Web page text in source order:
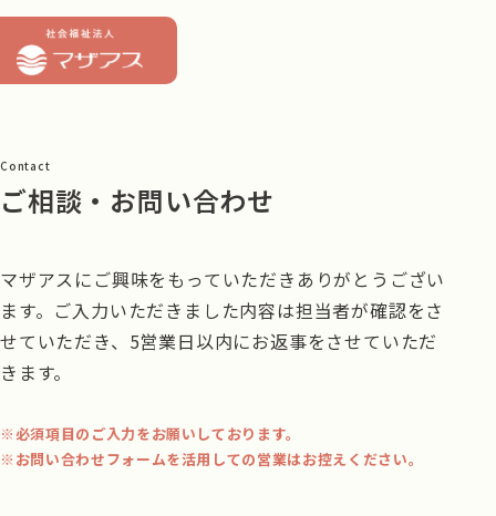
Contact
ご相談・お問い合わせ
マザアスにご興味をもっていただきありがとうござい
ます。 ご入力いただきました内容は担当者が確認をさ
せていただき、 5営業日以内にお返事をさせていただ
きます。
必須項目のご入力をお願いしております。
お問い合わせフォームを活用しての営業はお控えください。